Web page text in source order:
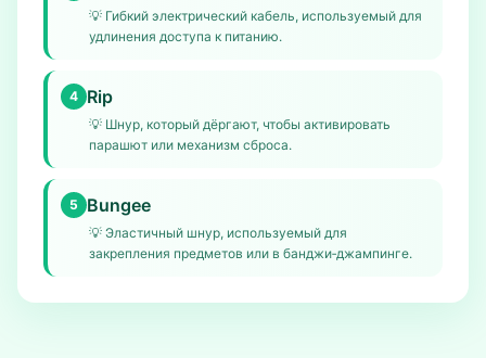
💡 Гибкий электрический кабель, используемый для
удлинения доступа к питанию.
4 Rip
💡 Шнур, который дёргают, чтобы активировать
парашют или механизм сброса.
5 Bungee
💡 Эластичный шнур, используемый для
закрепления предметов или в банджи‑джампинге.